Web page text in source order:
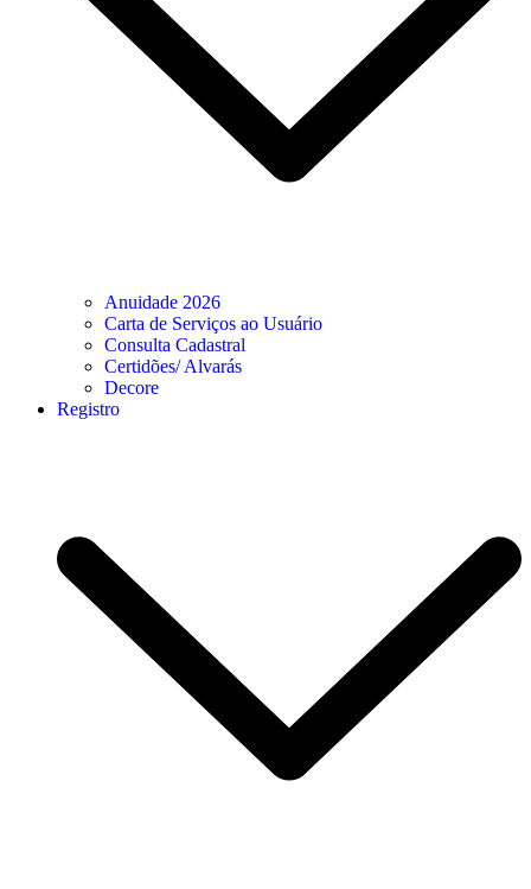
Anuidade 2026
Carta de Serviços ao Usuário
Consulta Cadastral
Certidões/ Alvarás
Decore
Registro